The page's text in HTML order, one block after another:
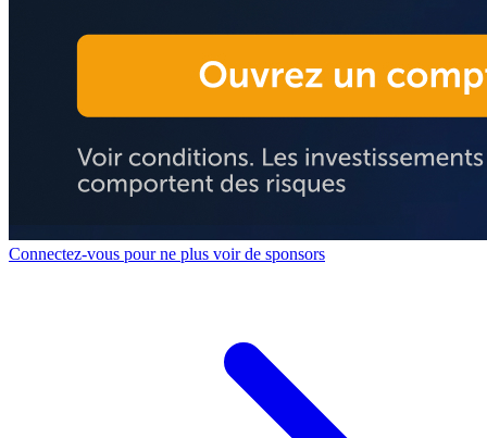
Connectez-vous pour ne plus voir de sponsors